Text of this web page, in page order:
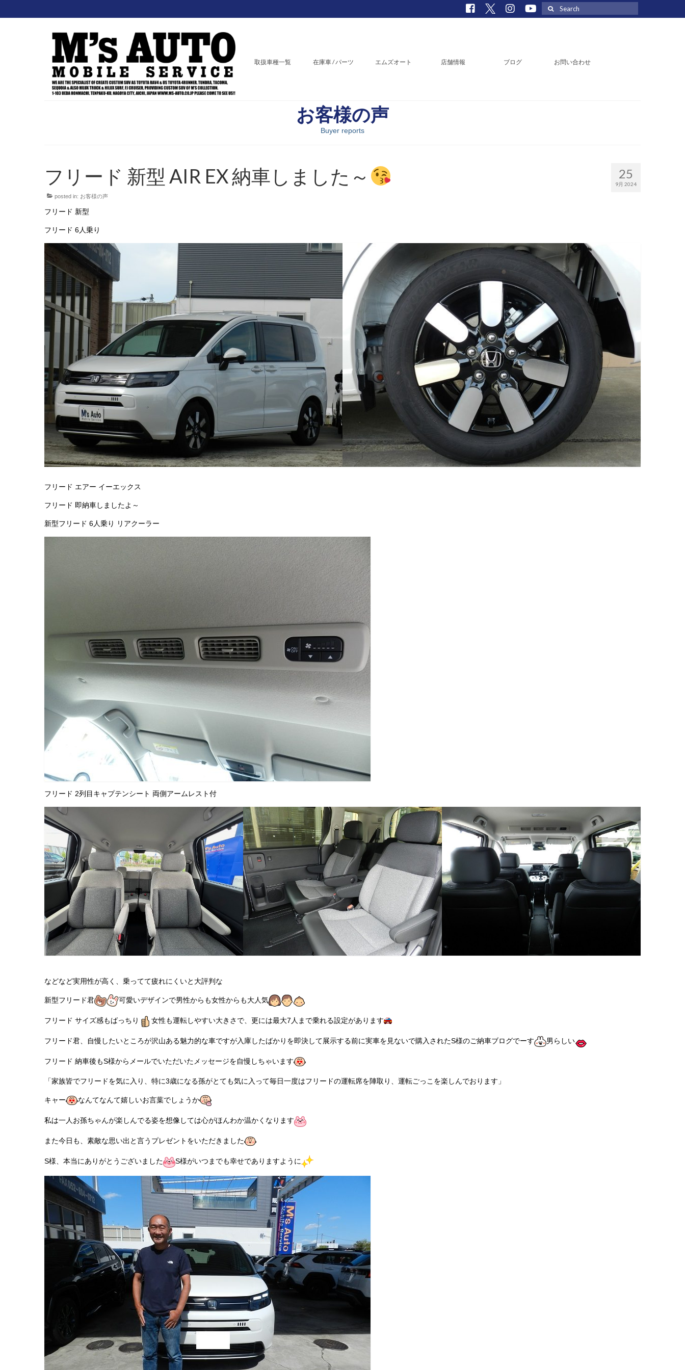
Search
for:
取扱車種一覧 在庫車 / パーツ エムズオート 店舗情報 ブログ お問い合わせ
お客様の声
Buyer reports
25
9月 2024
フリード 新型 AIR EX 納車しました～
posted in: お客様の声
フリード 新型
フリード 6人乗り
フリード エアー イーエックス
フリード 即納車しましたよ～
新型フリード 6人乗り リアクーラー
フリード 2列目キャプテンシート 両側アームレスト付
などなど実用性が高く、乗ってて疲れにくいと大評判な
新型フリード君 可愛いデザインで男性からも女性からも大人気
フリード サイズ感もばっちり 女性も運転しやすい大きさで、更には最大7人まで乗れる設定があります
フリード君、自慢したいところが沢山ある魅力的な車ですが入庫したばかりを即決して展示する前に実車を見ないで購入されたS様のご納車ブログでーす 男らしい
フリード 納車後もS様からメールでいただいたメッセージを自慢しちゃいます
「家族皆でフリードを気に入り、特に3歳になる孫がとても気に入って毎日一度はフリードの運転席を陣取り、運転ごっこを楽しんでおります」
キャー なんてなんて嬉しいお言葉でしょうか
私は一人お孫ちゃんが楽しんでる姿を想像しては心がほんわか温かくなります
また今日も、素敵な思い出と言うプレゼントをいただきました
S様、本当にありがとうございました S様がいつまでも幸せでありますように